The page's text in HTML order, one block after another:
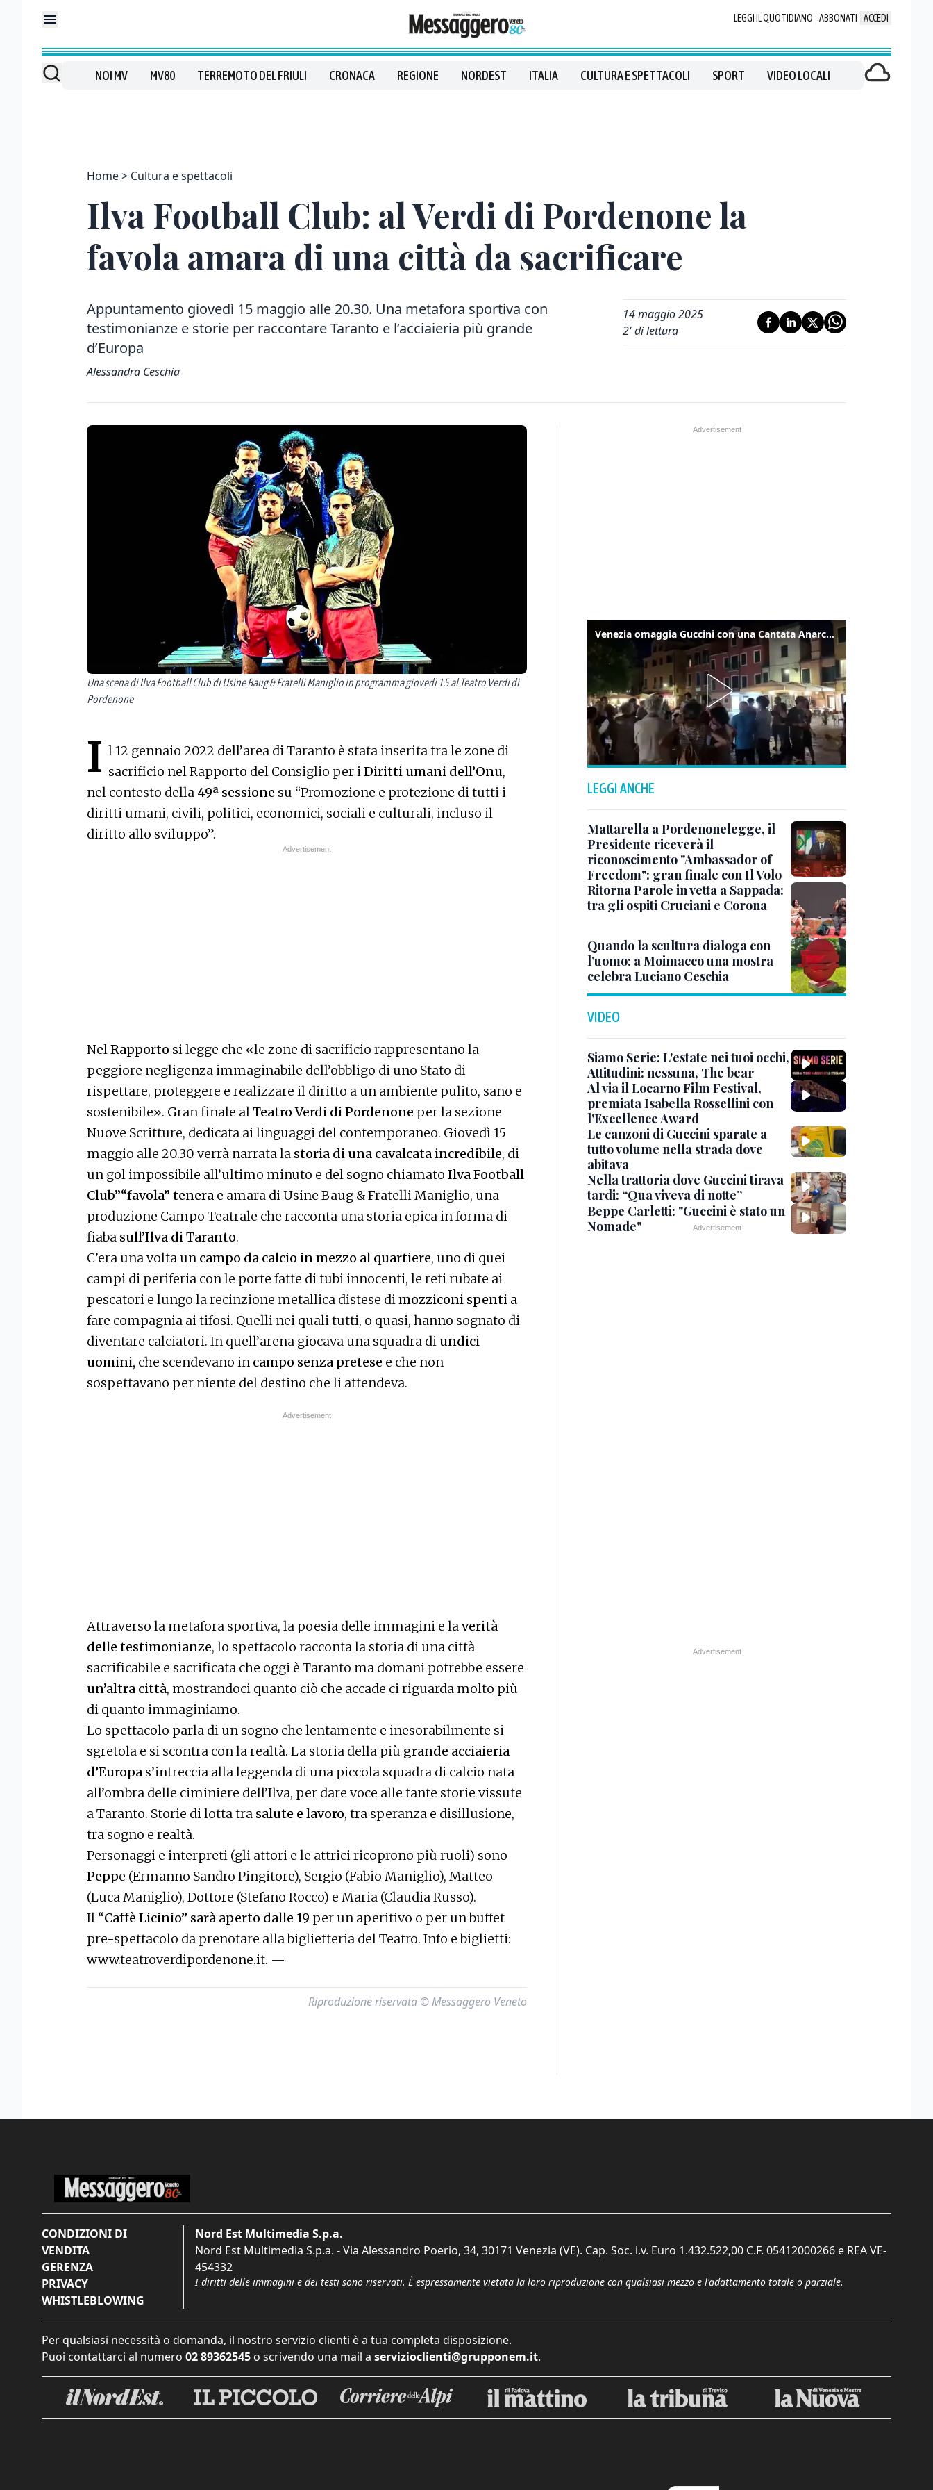
LEGGI IL QUOTIDIANO ABBONATI ACCEDI
NOI MV MV80 TERREMOTO DEL FRIULI CRONACA REGIONE NORDEST ITALIA CULTURA E SPETTACOLI SPORT VIDEO LOCALI
Home Cultura e spettacoli
Ilva Football Club: al Verdi di Pordenone la
favola amara di una città da sacrificare
Appuntamento giovedì 15 maggio alle 20.30. Una metafora sportiva con
testimonianze e storie per raccontare Taranto e l’acciaieria più grande
d’Europa
Alessandra Ceschia
14 maggio 2025
2' di lettura
Una scena di Ilva Football Club di Usine Baug & Fratelli Maniglio in programma giovedì 15 al Teatro Verdi di
Pordenone
I l 12 gennaio 2022 dell’area di Taranto è stata inserita tra le zone di
sacrificio nel Rapporto del Consiglio per iDiritti umani dell’Onu,
nel contesto della 49ª sessione su “Promozione e protezione di tutti i
diritti umani, civili, politici, economici, sociali e culturali, incluso il
diritto allo sviluppo”.
NelRapporto si legge che «le zone di sacrificio rappresentano la
peggiore negligenza immaginabile dell’obbligo di uno Stato di
rispettare, proteggere e realizzare il diritto a un ambiente pulito, sano e
sostenibile». Gran finale alTeatro Verdi di Pordenone per la sezione
Nuove Scritture, dedicata ai linguaggi del contemporaneo. Giovedì 15
maggio alle 20.30 verrà narrata la storia di una cavalcata incredibile, di
un gol impossibile all’ultimo minuto e del sogno chiamato Ilva Football
Club”“favola” tenera e amara di Usine Baug & Fratelli Maniglio, una
produzione Campo Teatrale che racconta una storia epica in forma di
fiaba sull’Ilva di Taranto.
C’era una volta un campo da calcio in mezzo al quartiere, uno di quei
campi di periferia con le porte fatte di tubi innocenti, le reti rubate ai
pescatori e lungo la recinzione metallica distese dimozziconi spenti a
fare compagnia ai tifosi. Quelli nei quali tutti, o quasi, hanno sognato di
diventare calciatori. In quell’arena giocava una squadra di undici
uomini, che scendevano in campo senza pretese e che non
sospettavano per niente del destino che li attendeva.
Attraverso la metafora sportiva, la poesia delle immagini e laverità
delle testimonianze, lo spettacolo racconta la storia di una città
sacrificabile e sacrificata che oggi è Taranto ma domani potrebbe essere
un’altra città, mostrandoci quanto ciò che accade ci riguarda molto più
di quanto immaginiamo.
Lo spettacolo parla di un sogno che lentamente e inesorabilmente si
sgretola e si scontra con la realtà. La storia della più grande acciaieria
d’Europa s’intreccia alla leggenda di una piccola squadra di calcio nata
all’ombra delle ciminiere dell’Ilva, per dare voce alle tante storie vissute
a Taranto. Storie di lotta tra salute e lavoro, tra speranza e disillusione,
tra sogno e realtà.
Personaggi e interpreti (gli attori e le attrici ricoprono più ruoli) sono
Peppe (Ermanno Sandro Pingitore), Sergio (Fabio Maniglio), Matteo
(Luca Maniglio), Dottore (Stefano Rocco) e Maria (Claudia Russo).
Il “Caffè Licinio” sarà aperto dalle 19 per un aperitivo o per un buffet
pre-spettacolo da prenotare alla biglietteria del Teatro. Info e biglietti:
www.teatroverdipordenone.it. —
Riproduzione riservata © Messaggero Veneto
Venezia omaggia Guccini con una Cantata Anarchica in campo Santa Margherita
LEGGI ANCHE
Mattarella a Pordenonelegge, il
Presidente riceverà il
riconoscimento "Ambassador of
Freedom": gran finale con Il Volo
Ritorna Parole in vetta a Sappada:
tra gli ospiti Cruciani e Corona
Quando la scultura dialoga con
l’uomo: a Moimacco una mostra
celebra Luciano Ceschia
VIDEO
Siamo Serie: L'estate nei tuoi occhi,
Attitudini: nessuna, The bear
Al via il Locarno Film Festival,
premiata Isabella Rossellini con
l'Excellence Award
Le canzoni di Guccini sparate a
tutto volume nella strada dove
abitava
Nella trattoria dove Guccini tirava
tardi: “Qua viveva di notte”
Beppe Carletti: "Guccini è stato un
Nomade"
CONDIZIONI DI
VENDITA
GERENZA
PRIVACY
WHISTLEBLOWING
Nord Est Multimedia S.p.a.
Nord Est Multimedia S.p.a. - Via Alessandro Poerio, 34, 30171 Venezia (VE). Cap. Soc. i.v. Euro 1.432.522,00 C.F. 05412000266 e REA VE-
454332
I diritti delle immagini e dei testi sono riservati. È espressamente vietata la loro riproduzione con qualsiasi mezzo e l'adattamento totale o parziale.
Per qualsiasi necessità o domanda, il nostro servizio clienti è a tua completa disposizione.
Puoi contattarci al numero 02 89362545 o scrivendo una mail a servizioclienti@grupponem.it.